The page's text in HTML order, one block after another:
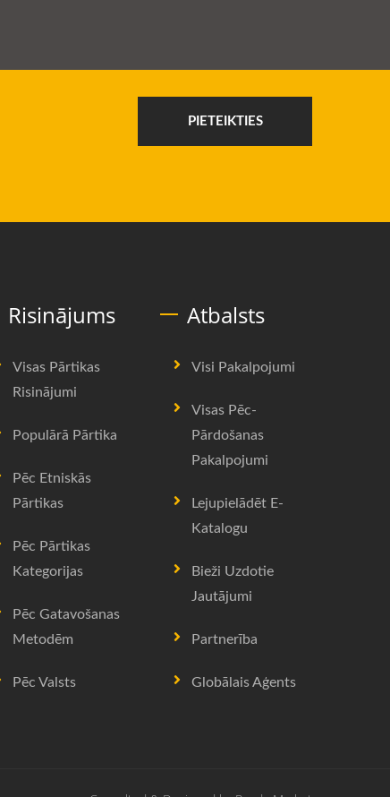
PIETEIKTIES
Risinājums
Visas Pārtikas
Risinājumi
Populārā Pārtika
Pēc Etniskās
Pārtikas
Pēc Pārtikas
Kategorijas
Pēc Gatavošanas
Metodēm
Pēc Valsts
Atbalsts
Visi Pakalpojumi
Visas Pēc-
Pārdošanas
Pakalpojumi
Lejupielādēt E-
Katalogu
Bieži Uzdotie
Jautājumi
Partnerība
Globālais Aģents